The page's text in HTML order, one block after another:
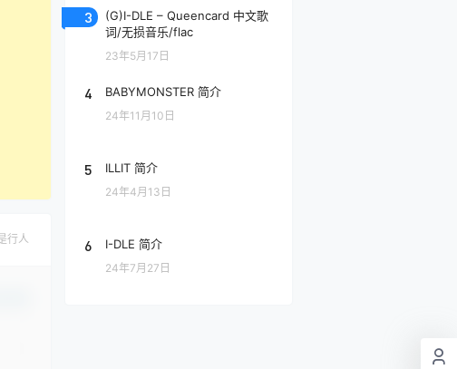
行人
3
(G)I-DLE – Queencard 中文歌
词/无损音乐/flac
23年5月17日
4 BABYMONSTER 简介
24年11月10日
5 ILLIT 简介
24年4月13日
6 I-DLE 简介
24年7月27日